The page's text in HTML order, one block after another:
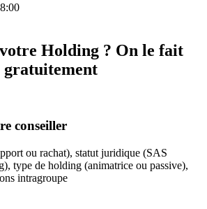
Holding ? On le fait
gratuitement
conseiller
ou rachat), statut juridique (SAS
type de holding (animatrice ou passive),
intragroupe